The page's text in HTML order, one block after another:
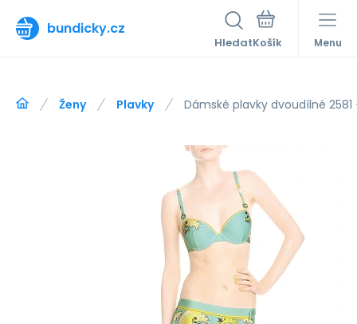
bundicky.cz
Hledat Menu
Ženy Plavky Dámské plavky dvoudílné 2581